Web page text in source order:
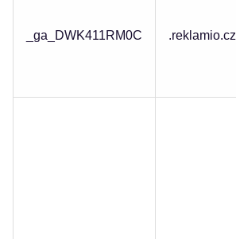
_ga_DWK411RM0C .reklamio.cz